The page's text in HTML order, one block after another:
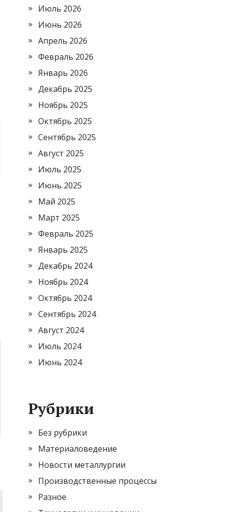
Июль 2026
Июнь 2026
Апрель 2026
Февраль 2026
Январь 2026
Декабрь 2025
Ноябрь 2025
Октябрь 2025
Сентябрь 2025
Август 2025
Июль 2025
Июнь 2025
Май 2025
Март 2025
Февраль 2025
Январь 2025
Декабрь 2024
Ноябрь 2024
Октябрь 2024
Сентябрь 2024
Август 2024
Июль 2024
Июнь 2024
Рубрики
Без рубрики
Материаловедение
Новости металлургии
Производственные процессы
Разное